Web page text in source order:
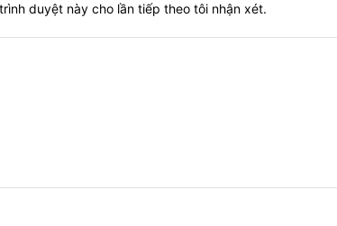
duyệt này cho lần tiếp theo tôi nhận xét.